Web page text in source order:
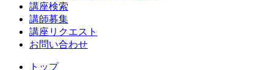
講座検索
講師募集
講座リクエスト
お問い合わせ
トップ